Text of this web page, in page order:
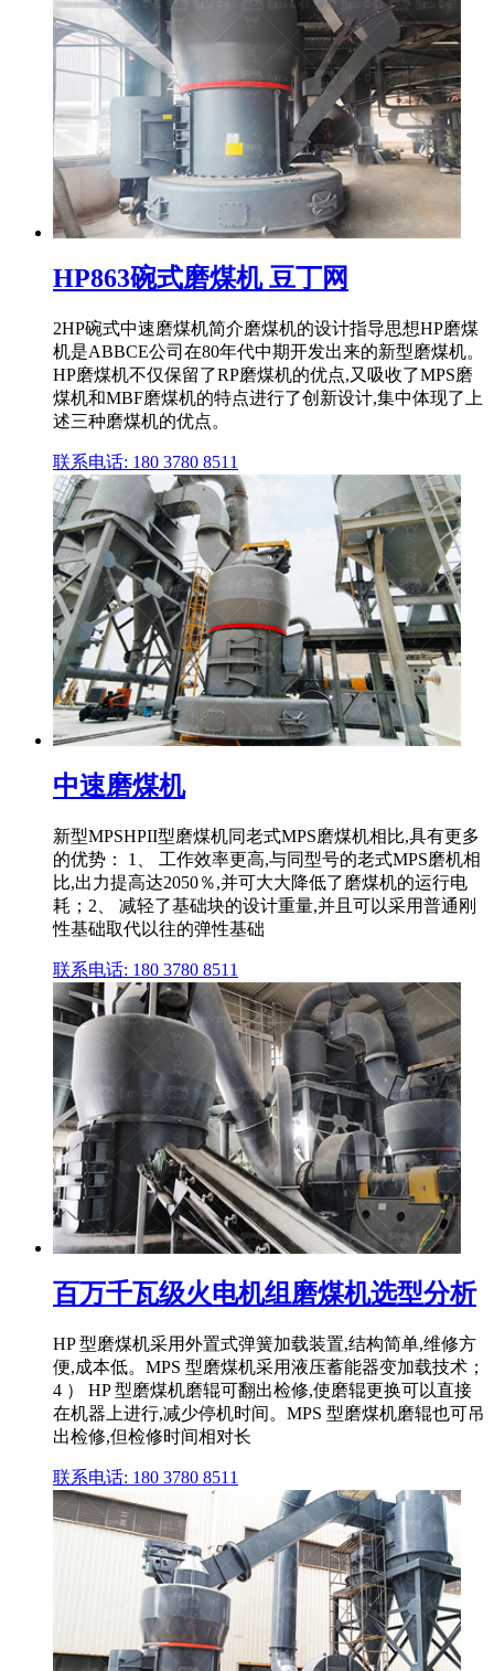
HP863碗式磨煤机 豆丁网
2HP碗式中速磨煤机简介磨煤机的设计指导思想HP磨煤
机是ABBCE公司在80年代中期开发出来的新型磨煤机。
HP磨煤机不仅保留了RP磨煤机的优点,又吸收了MPS磨
煤机和MBF磨煤机的特点进行了创新设计,集中体现了上
述三种磨煤机的优点。
联系电话: 180 3780 8511
中速磨煤机
新型MPSHPII型磨煤机同老式MPS磨煤机相比,具有更多
的优势： 1、 工作效率更高,与同型号的老式MPS磨机相
比,出力提高达2050％,并可大大降低了磨煤机的运行电
耗；2、 减轻了基础块的设计重量,并且可以采用普通刚
性基础取代以往的弹性基础
联系电话: 180 3780 8511
百万千瓦级火电机组磨煤机选型分析
HP 型磨煤机采用外置式弹簧加载装置,结构简单,维修方
便,成本低。MPS 型磨煤机采用液压蓄能器变加载技术；
4 ） HP 型磨煤机磨辊可翻出检修,使磨辊更换可以直接
在机器上进行,减少停机时间。MPS 型磨煤机磨辊也可吊
出检修,但检修时间相对长
联系电话: 180 3780 8511